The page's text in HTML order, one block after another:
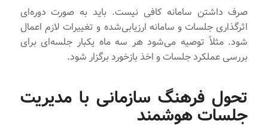
صرف داشتن سامانه کافی نیست. باید به صورت دوره‌ای
اثرگذاری جلسات و سامانه ارزیابی‌شده و تغییرات لازم اعمال
شود. مثلاً توصیه می‌شود هر سه ماه یکبار جلسه‌ای برای
بررسی عملکرد جلسات و اخذ بازخورد برگزار شود.
تحول فرهنگ سازمانی با مدیریت
جلسات هوشمند